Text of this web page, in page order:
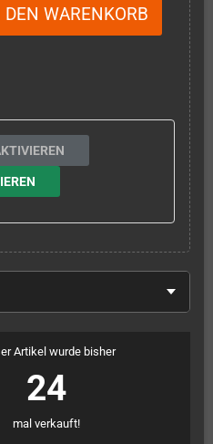
DEN WARENKORB
Artikel wurde bisher
24
mal verkauft!